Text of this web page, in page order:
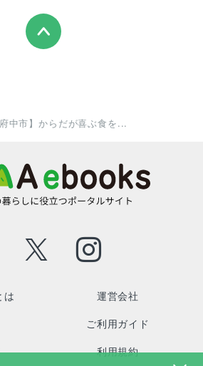
中市】からだが喜ぶ食を...
は 運営会社
ご利用ガイド
利用規約